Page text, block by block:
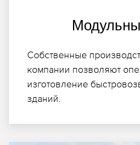
Собственные
компании позволяют
изготовление
зданий.